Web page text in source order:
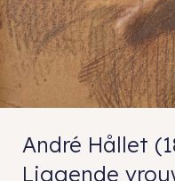
André Hållet
Liggende